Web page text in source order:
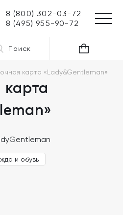
8 (800) 302-03-72
8 (495) 955-90-72
Поиск
карта «Lady&Gentleman»
и обувь